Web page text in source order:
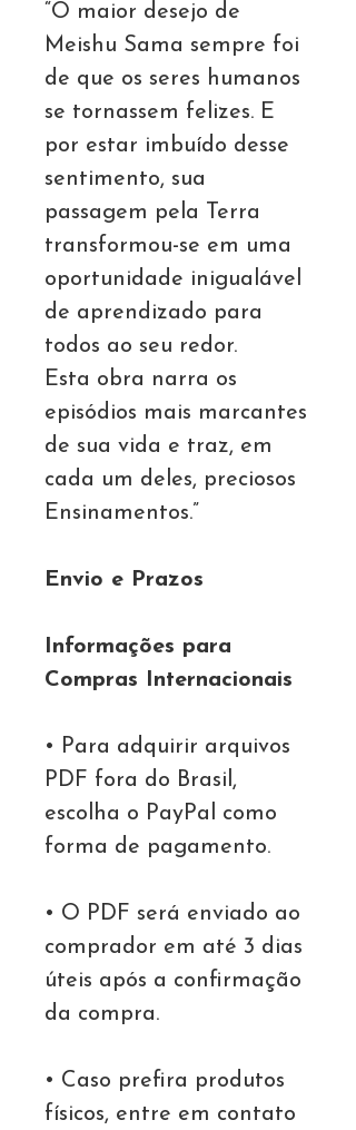
“O maior desejo de
Meishu Sama sempre foi
de que os seres humanos
se tornassem felizes. E
por estar imbuído desse
sentimento, sua
passagem pela Terra
transformou-se em uma
oportunidade inigualável
de aprendizado para
todos ao seu redor.
Esta obra narra os
episódios mais marcantes
de sua vida e traz, em
cada um deles, preciosos
Ensinamentos.”
Envio e Prazos
Informações para
Compras Internacionais
• Para adquirir arquivos
PDF fora do Brasil,
escolha o PayPal como
forma de pagamento.
• O PDF será enviado ao
comprador em até 3 dias
úteis após a confirmação
da compra.
• Caso prefira produtos
físicos, entre em contato